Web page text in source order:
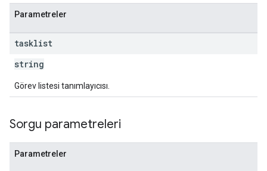
Parametreler
tasklist
string
Görev listesi tanımlayıcısı.
Sorgu parametreleri
Parametreler